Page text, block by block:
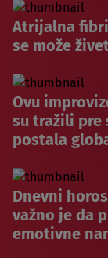
Atrijalna
se može
Ovu
su tražili pre
postala
Dnevni
važno je da
emotivne